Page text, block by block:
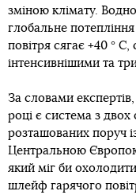
зміною клімату.
глобальне
повітря сягає +40 °
інтенсивнішими та
За словами
році є система з двох
розташованих поруч
Центральною
який міг би
шлейф гарячого